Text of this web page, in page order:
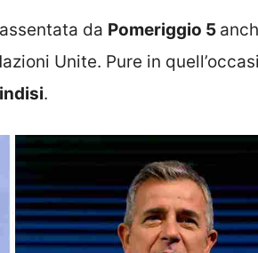
da Pomeriggio 5
Unite. Pure in
.